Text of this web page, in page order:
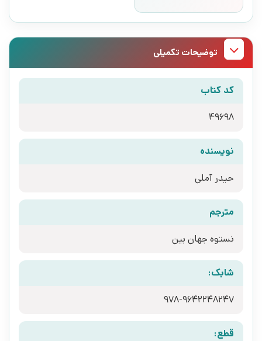
توضیحات تکمیلی
کد کتاب
49698
نویسنده
حیدر آملی
مترجم
نستوه جهان بین
شابک:
978-9642248247
قطع: